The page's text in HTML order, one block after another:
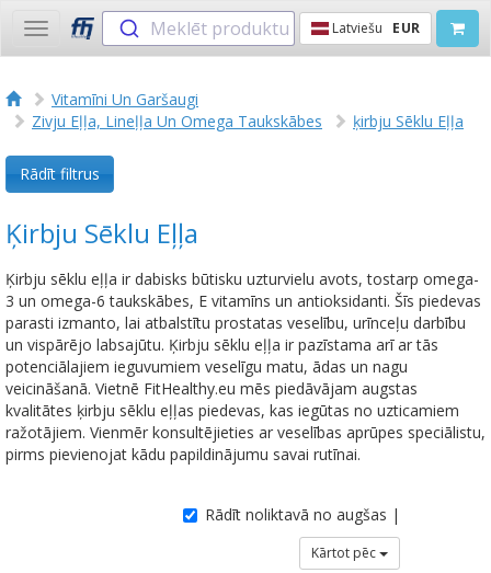
Toggle
navigation
Meklēt produktu Latviešu EUR
Vitamīni Un Garšaugi
Zivju Eļļa, Lineļļa Un Omega Taukskābes
ķirbju Sēklu Eļļa
Rādīt filtrus
Ķirbju Sēklu Eļļa
Ķirbju sēklu eļļa ir dabisks būtisku uzturvielu avots, tostarp omega-
3 un omega-6 taukskābes, E vitamīns un antioksidanti. Šīs piedevas
parasti izmanto, lai atbalstītu prostatas veselību, urīnceļu darbību
un vispārējo labsajūtu. Ķirbju sēklu eļļa ir pazīstama arī ar tās
potenciālajiem ieguvumiem veselīgu matu, ādas un nagu
veicināšanā. Vietnē FitHealthy.eu mēs piedāvājam augstas
kvalitātes ķirbju sēklu eļļas piedevas, kas iegūtas no uzticamiem
ražotājiem. Vienmēr konsultējieties ar veselības aprūpes speciālistu,
pirms pievienojat kādu papildinājumu savai rutīnai.
Rādīt noliktavā no augšas |
Kārtot pēc